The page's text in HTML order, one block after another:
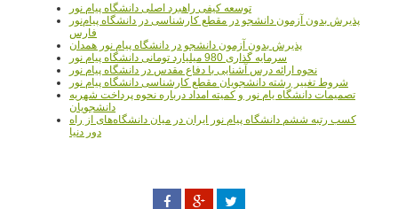
توسعه کیفی راهبرد اصلی دانشگاه پیام نور
پذیرش بدون آزمون دانشجو در مقطع کارشناسی در دانشگاه پیام‌نور
فارس
پذیرش بدون آزمون دانشجو در دانشگاه پیام نور همدان
سرمایه گذاری 980 میلیارد تومانی دانشگاه پیام نور
نحوه ارائه درس آشنایی با دفاع مقدس در دانشگاه پیام نور
شروط تغییر رشته دانشجویان مقطع کارشناسی دانشگاه پیام نور
تصمیمات دانشگاه یام نور و کمیته امداد درباره نحوه پرداخت شهریه
دانشجویان
کسب رتبه ششم دانشگاه پیام نور ایران در میان دانشگاه‌های از راه
دور دنیا